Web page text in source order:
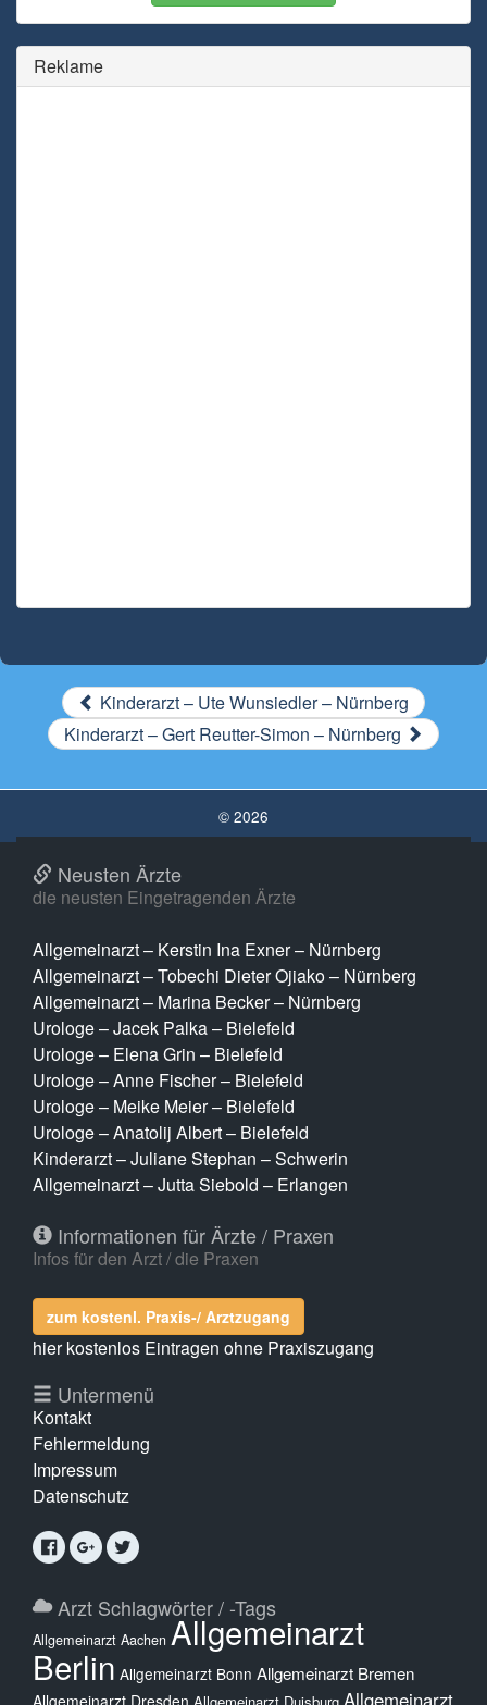
Reklame
Kinderarzt – Ute Wunsiedler – Nürnberg
Kinderarzt – Gert Reutter-Simon – Nürnberg
© 2026
Neusten Ärzte
die neusten Eingetragenden Ärzte
Allgemeinarzt – Kerstin Ina Exner – Nürnberg
Allgemeinarzt – Tobechi Dieter Ojiako – Nürnberg
Allgemeinarzt – Marina Becker – Nürnberg
Urologe – Jacek Palka – Bielefeld
Urologe – Elena Grin – Bielefeld
Urologe – Anne Fischer – Bielefeld
Urologe – Meike Meier – Bielefeld
Urologe – Anatolij Albert – Bielefeld
Kinderarzt – Juliane Stephan – Schwerin
Allgemeinarzt – Jutta Siebold – Erlangen
Informationen für Ärzte / Praxen
Infos für den Arzt / die Praxen
zum kostenl. Praxis-/ Arztzugang
hier kostenlos Eintragen ohne Praxiszugang
Untermenü
Kontakt
Fehlermeldung
Impressum
Datenschutz
Arzt Schlagwörter / -Tags
Allgemeinarzt Aachen Allgemeinarzt
Berlin Allgemeinarzt Bonn Allgemeinarzt Bremen
Allgemeinarzt Dresden Allgemeinarzt Duisburg Allgemeinarzt